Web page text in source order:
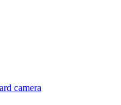
camera